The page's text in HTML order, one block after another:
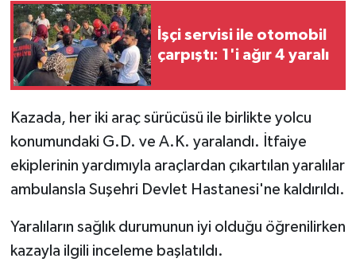
İşçi servisi ile otomobil
çarpıştı: 1'i ağır 4 yaralı
Kazada, her iki araç sürücüsü ile birlikte yolcu
konumundaki G.D. ve A.K. yaralandı. İtfaiye
ekiplerinin yardımıyla araçlardan çıkartılan yaralılar
ambulansla Suşehri Devlet Hastanesi'ne kaldırıldı.
Yaralıların sağlık durumunun iyi olduğu öğrenilirken
kazayla ilgili inceleme başlatıldı.